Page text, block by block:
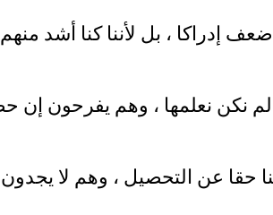
إدراكا ، بل لأننا كنا أشد
لم نكن نعلمها ، وهم يفرحون إن
حقا عن التحصيل ، وهم لا